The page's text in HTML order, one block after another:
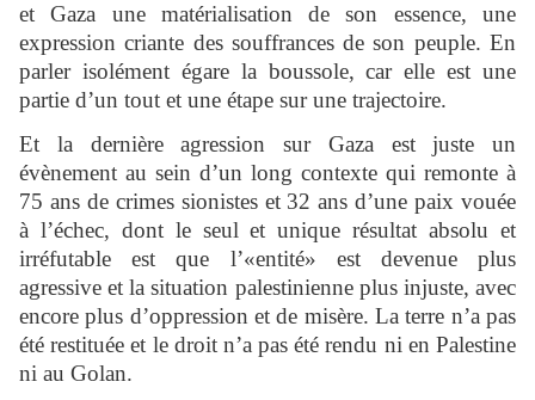
et Gaza une matérialisation de son essence, une
expression criante des souffrances de son peuple. En
parler isolément égare la boussole, car elle est une
partie d’un tout et une étape sur une trajectoire.
Et la dernière agression sur Gaza est juste un
évènement au sein d’un long contexte qui remonte à
75 ans de crimes sionistes et 32 ans d’une paix vouée
à l’échec, dont le seul et unique résultat absolu et
irréfutable est que l’«entité» est devenue plus
agressive et la situation palestinienne plus injuste, avec
encore plus d’oppression et de misère. La terre n’a pas
été restituée et le droit n’a pas été rendu ni en Palestine
ni au Golan.